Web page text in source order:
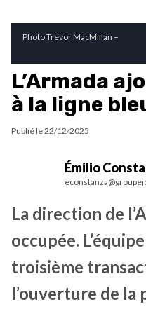
Photo Trevor MacMillan –
L’Armada
à la ligne
Publié le22/12/2025
Émilio
La direction de
occupée.
troisième
l’ouverture de la